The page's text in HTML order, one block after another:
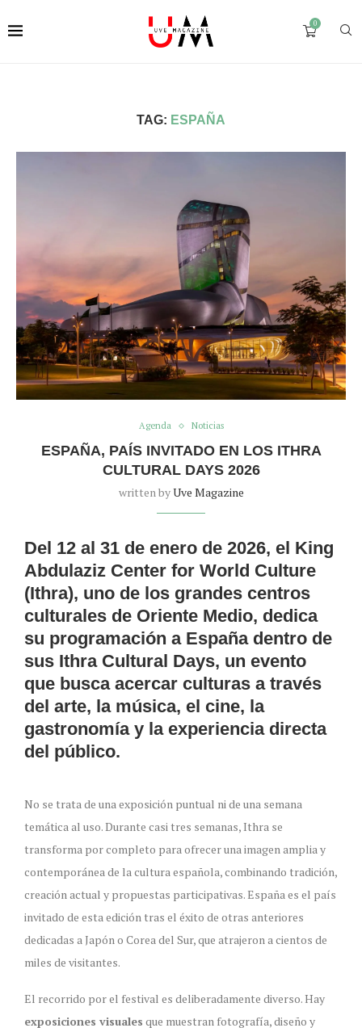
0
TAG: ESPAÑA
Agenda Noticias
ESPAÑA, PAÍS INVITADO EN LOS ITHRA
CULTURAL DAYS 2026
written byUve Magazine
Del 12 al 31 de enero de 2026, el King
Abdulaziz Center for World Culture
(Ithra), uno de los grandes centros
culturales de Oriente Medio, dedica
su programación a España dentro de
sus Ithra Cultural Days, un evento
que busca acercar culturas a través
del arte, la música, el cine, la
gastronomía y la experiencia directa
del público.
No se trata de una exposición puntual ni de una semana
temática al uso. Durante casi tres semanas, Ithra se
transforma por completo para ofrecer una imagen amplia y
contemporánea de la cultura española, combinando tradición,
creación actual y propuestas participativas. España es el país
invitado de esta edición tras el éxito de otras anteriores
dedicadas a Japón o Corea del Sur, que atrajeron a cientos de
miles de visitantes.
El recorrido por el festival es deliberadamente diverso. Hay
exposiciones visuales que muestran fotografía, diseño y